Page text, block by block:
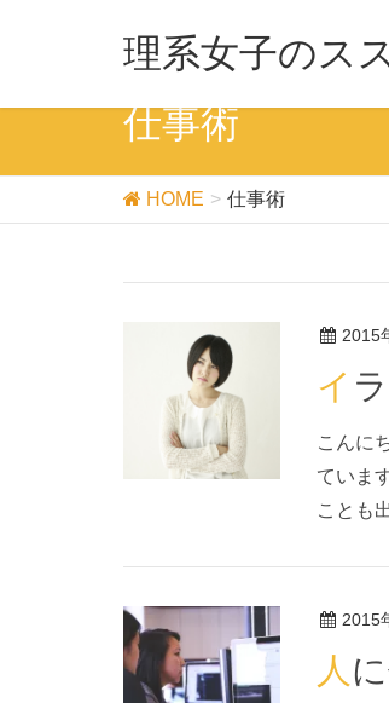
理系女子のス
仕事術
HOME 仕事術
2015
こんに
ていま
ことも
2015